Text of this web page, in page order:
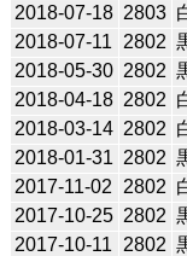
2018-07-18 2803
2018-07-11
2802
2018-05-30 2802
2018-04-18 2802
2018-03-14 2802
2018-01-31 2802
2017-11-02
2802
2017-10-25 2802
2017-10-11
2802